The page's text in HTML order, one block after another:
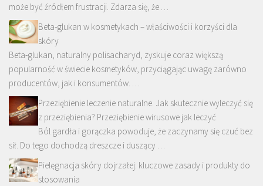
może być źródłem frustracji. Zdarza się, że …
Beta-glukan w kosmetykach – właściwości i korzyści dla
skóry
Beta-glukan, naturalny polisacharyd, zyskuje coraz większą
popularność w świecie kosmetyków, przyciągając uwagę zarówno
producentów, jak i konsumentów. …
Przeziębienie leczenie naturalne. Jak skutecznie wyleczyć się
z przeziębienia? Przeziębienie wirusowe jak leczyć
Ból gardła i gorączka powoduje, że zaczynamy się czuć bez
sił. Do tego dochodzą dreszcze i duszący …
Pielęgnacja skóry dojrzałej: kluczowe zasady i produkty do
stosowania